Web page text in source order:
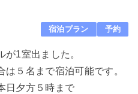
宿泊プラン
予約
1室出ました。
５名まで宿泊可能です。
日夕方５時まで